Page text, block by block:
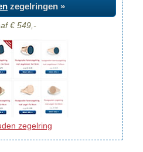
zegelringen »
€ 549,-
zegelring